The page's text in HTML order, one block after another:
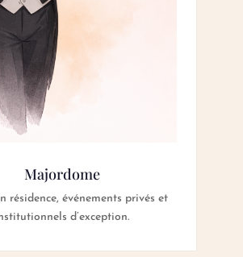
Majordome
résidence, événements privés et
d’exception.